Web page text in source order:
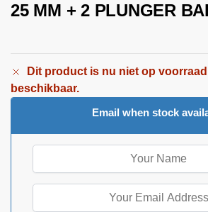
25 MM + 2 PLUNGER
Dit product is nu niet op
beschikbaar.
Email when stock